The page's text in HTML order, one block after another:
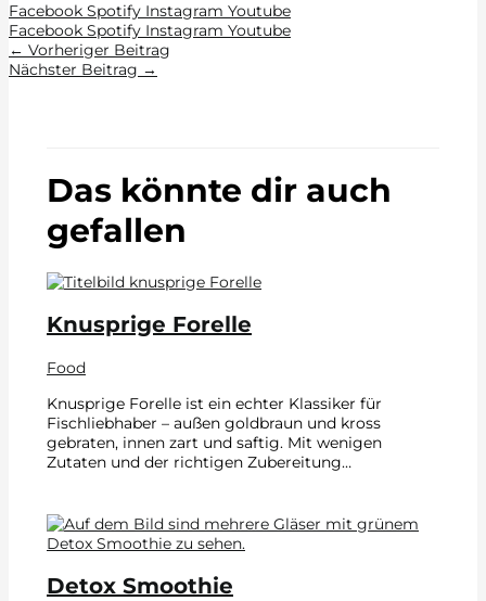
Facebook Spotify Instagram Youtube
Facebook Spotify Instagram Youtube
← Vorheriger Beitrag
Nächster Beitrag →
Das könnte dir auch
gefallen
Knusprige Forelle
Food
Knusprige Forelle ist ein echter Klassiker für
Fischliebhaber – außen goldbraun und kross
gebraten, innen zart und saftig. Mit wenigen
Zutaten und der richtigen Zubereitung…
Detox Smoothie